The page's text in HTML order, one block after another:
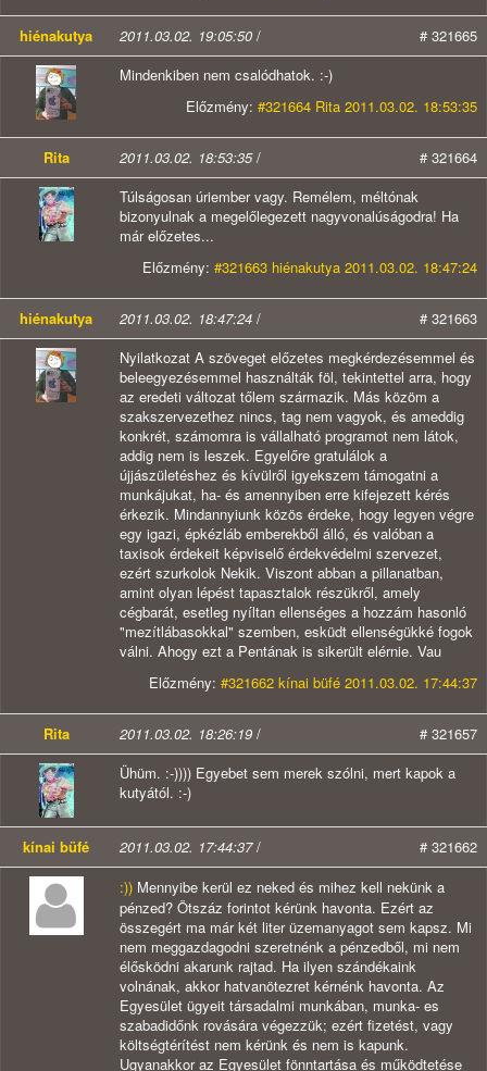
hiénakutya 2011.03.02. 19:05:50 /
# 321665
Mindenkiben nem csalódhatok. :-)
Előzmény: #321664 Rita 2011.03.02. 18:53:35
Rita 2011.03.02. 18:53:35/
# 321664
Túlságosan úriember vagy. Remélem, méltónak
bizonyulnak a megelőlegezett nagyvonalúságodra! Ha
már előzetes...
Előzmény: #321663 hiénakutya 2011.03.02. 18:47:24
hiénakutya 2011.03.02. 18:47:24 /
# 321663
Nyilatkozat A szöveget előzetes megkérdezésemmel és
beleegyezésemmel használták föl, tekintettel arra, hogy
az eredeti változat tőlem származik. Más közöm a
szakszervezethez nincs, tag nem vagyok, és ameddig
konkrét, számomra is vállalható programot nem látok,
addig nem is leszek. Egyelőre gratulálok a
újjászületéshez és kívülről igyekszem támogatni a
munkájukat, ha- és amennyiben erre kifejezett kérés
érkezik. Mindannyiunk közös érdeke, hogy legyen végre
egy igazi, épkézláb emberekből álló, és valóban a
taxisok érdekeit képviselő érdekvédelmi szervezet,
ezért szurkolok Nekik. Viszont abban a pillanatban,
amint olyan lépést tapasztalok részükről, amely
cégbarát, esetleg nyíltan ellenséges a hozzám hasonló
"mezítlábasokkal" szemben, esküdt ellenségükké fogok
válni. Ahogy ezt a Pentának is sikerült elérnie. Vau
Előzmény: #321662 kínai büfé 2011.03.02. 17:44:37
Rita 2011.03.02. 18:26:19 /
# 321657
Ühüm. :-)))) Egyebet sem merek szólni, mert kapok a
kutyától. :-)
kínai büfé 2011.03.02. 17:44:37/
# 321662
:)) Mennyibe kerül ez neked és mihez kell nekünk a
pénzed? Ötszáz forintot kérünk havonta. Ezért az
összegért ma már két liter üzemanyagot sem kapsz. Mi
nem meggazdagodni szeretnénk a pénzedből, mi nem
élősködni akarunk rajtad. Ha ilyen szándékaink
volnának, akkor hatvanötezret kérnénk havonta. Az
Egyesület ügyeit társadalmi munkában, munka- es
szabadidőnk rovására végezzük; ezért fizetést, vagy
költségtérítést nem kérünk és nem is kapunk.
Ugyanakkor az Egyesület fönntartása és működtetése